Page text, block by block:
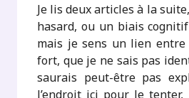
Je lis deux articles à la
hasard, ou un biais
mais je sens un lien
fort, que je ne sais pas
saurais peut-être pas
l’endroit ici pour le